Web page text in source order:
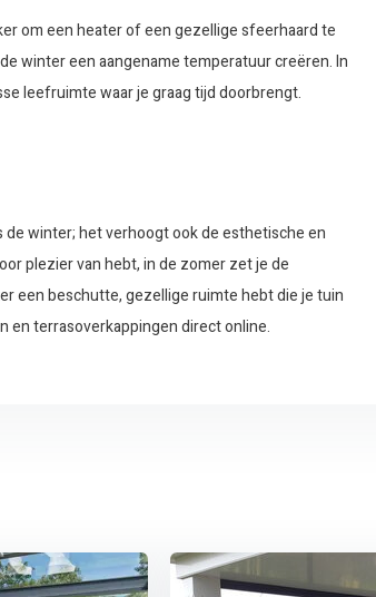
om een heater of een gezellige sfeerhaard te
winter een aangename temperatuur creëren. In
leefruimte waar je graag tijd doorbrengt.
winter; het verhoogt ook de esthetische en
plezier van hebt, in de zomer zet je de
een beschutte, gezellige ruimte hebt die je tuin
en terrasoverkappingen direct online.